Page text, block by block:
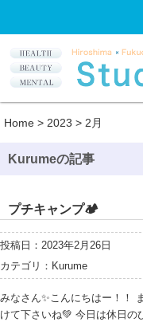
Home > 2023 > 2月
Kurumeの記事
プチキャンプ🏕
投稿日：2023年2月26日
カテゴリ： Kurume
みなさん✨こんにちはー！！
けて下さいね💚 今日は休日